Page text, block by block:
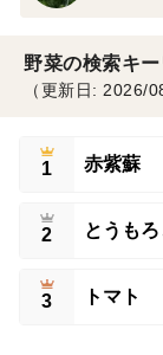
野菜の検索キ
（更新日: 2026/
1 赤紫蘇
2 とうも
3 トマト